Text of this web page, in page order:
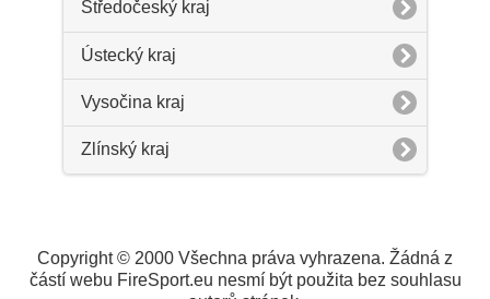
Středočeský kraj
Ústecký kraj
Vysočina kraj
Zlínský kraj
Copyright © 2000 Všechna práva vyhrazena. Žádná z
částí webu FireSport.eu nesmí být použita bez souhlasu